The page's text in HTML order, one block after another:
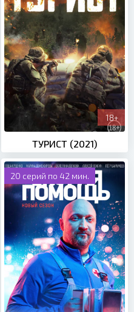
18+
ТУРИСТ (2021)
20 серий по 42 мин.